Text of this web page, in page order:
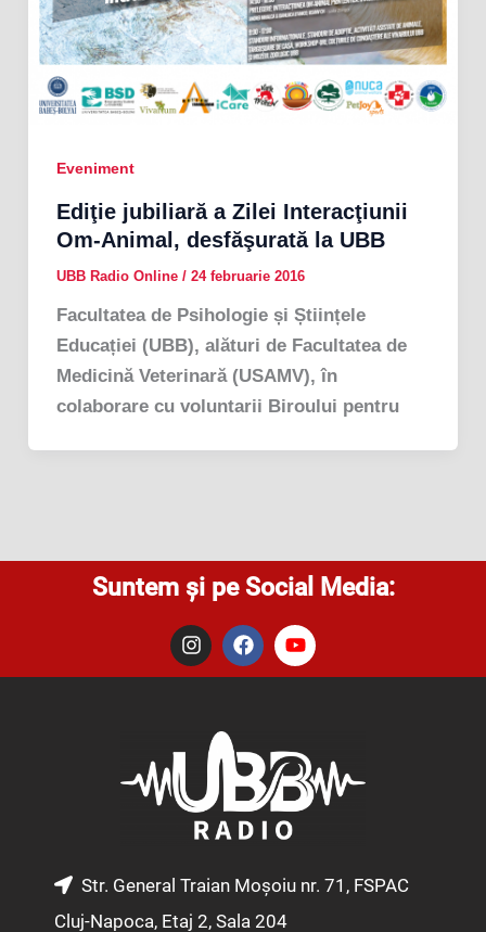
Eveniment
Ediţie jubiliară a Zilei Interacţiunii
Om-Animal, desfăşurată la UBB
UBB Radio Online / 24 februarie 2016
Facultatea de Psihologie și Științele
Educației (UBB), alături de Facultatea de
Medicină Veterinară (USAMV), în
colaborare cu voluntarii Biroului pentru
Suntem și pe Social Media:
I
n
s
m
F
a
c
o
k
Y
o
u
e
Str. General Traian Moșoiu nr. 71, FSPAC
Cluj-Napoca, Etaj 2, Sala 204